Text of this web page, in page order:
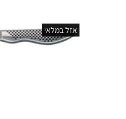
אזל במלאי